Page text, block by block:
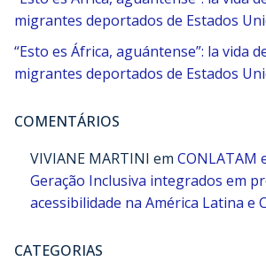
migrantes deportados de Estados
“Esto es África, aguántense”: la vida
migrantes deportados de Estados
COMENTÁRIOS
VIVIANE MARTINI em CONLATAM
Geração Inclusiva integrados em
acessibilidade na América Latina e
CATEGORIAS